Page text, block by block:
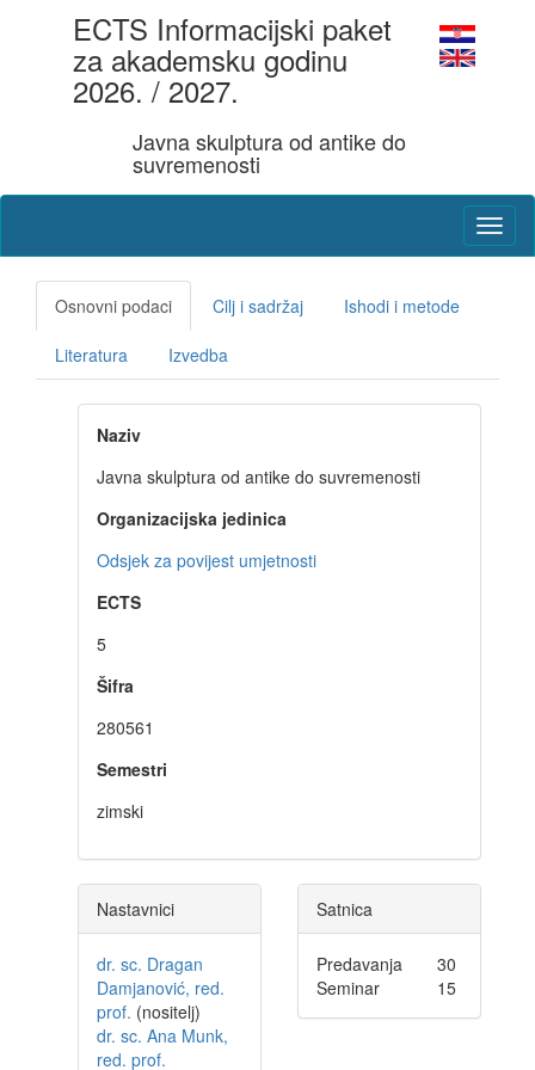
ECTS Informacijski paket
za akademsku godinu
2026. / 2027.
Javna skulptura od antike do
suvremenosti
Osnovni podaci Cilj i sadržaj Ishodi i metode
Literatura Izvedba
Naziv
Javna skulptura od antike do suvremenosti
Organizacijska jedinica
Odsjek za povijest umjetnosti
ECTS
5
Šifra
280561
Semestri
zimski
Nastavnici
dr. sc. Dragan
Damjanović, red.
prof. (nositelj)
dr. sc. Ana Munk,
red. prof.
Satnica
Predavanja
30
Seminar
15